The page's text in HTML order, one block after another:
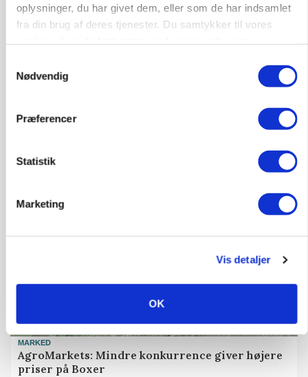
oplysninger, du har givet dem, eller som de har indsamlet
fra din brug af deres tjenester. Du samtykker til vores
Nødvendig
Præferencer
Statistik
Marketing
Vis detaljer
OK
6392, Bolderslev 03. aug.
Klimastald
9670, Løgstør 03. aug.
MARKED
AgroMarkets: Mindre konkurrence giver højere
priser på Boxer